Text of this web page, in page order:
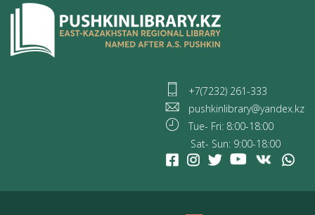
+7(7232) 261-333
pushkinlibrary@yandex.kz
Tue- Fri: 8:00-18:00
Sat- Sun: 9:00-18:00